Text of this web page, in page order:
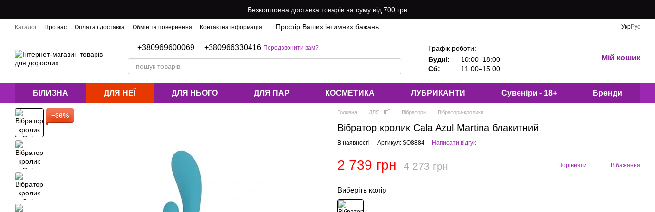
Безкоштовна доставка товарів на суму від 700 грн
Каталог Про нас Оплата і доставка Обмін та повернення
Контактна інформація
Простір Ваших інтимних бажань УкрРус
+380969600069 +380966330416 Передзвонити вам?
Графік роботи:
Будні:
10:00–18:00
Сб:
11:00–15:00
Мій кошик
БІЛИЗНА ДЛЯ НЕЇ ДЛЯ НЬОГО ДЛЯ ПАР КОСМЕТИКА ЛУБРИКАНТИ Сувеніри - 18+ Бренди
−36% Головна ДЛЯ НЕЇ Вібратори Вібратори-кролики
Вібратор кролик Cala Azul Martina блакитний
В наявності Артикул: SO8884 Написати відгук
2 739 грн 4 273 грн Порівняти В бажання
Виберіть колір